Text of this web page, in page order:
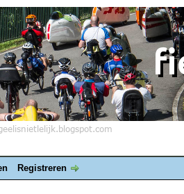
Registreren